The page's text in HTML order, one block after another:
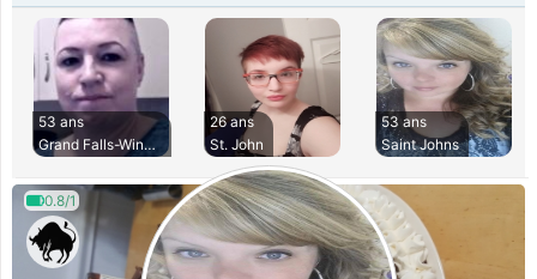
53 ans
Grand Falls-Windso
26 ans
St. John
53 ans
Saint Johns
0.8/1